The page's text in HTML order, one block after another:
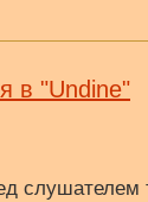
в "Undine"
слушателем